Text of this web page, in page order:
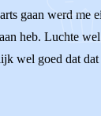
gaan werd me
heb. Luchte
wel goed dat